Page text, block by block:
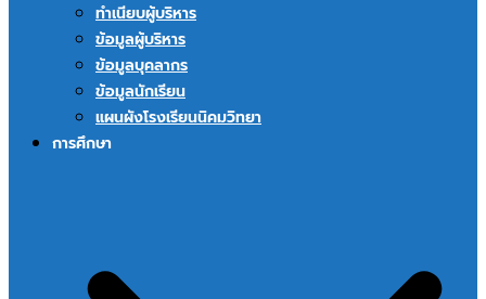
ทำเนียบผู้บริหาร
ข้อมูลผู้บริหาร
ข้อมูลบุคลากร
ข้อมูลนักเรียน
แผนผังโรงเรียนนิคมวิทยา
การศึกษา